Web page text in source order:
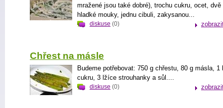
mražené jsou také dobré), trochu cukru, ocet,
hladké mouky, jednu cibuli, zakysanou...
diskuse (0)
Chřest na másle
Budeme potřebovat: 750 g chřestu, 80 g másla, 1
cukru, 3 lžíce strouhanky a sůl....
diskuse (0)